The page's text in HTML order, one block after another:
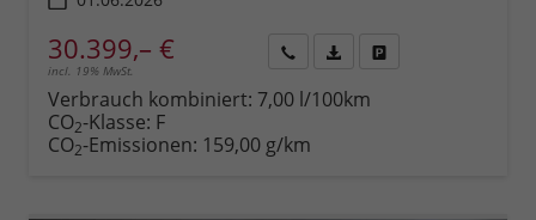
30.399,– €
incl. 19% MwSt.
anfordern
Datei,
Verbrauch kombiniert: 7,00 l/100km
CO2-Klasse: F
CO2-Emissionen: 159,00 g/km